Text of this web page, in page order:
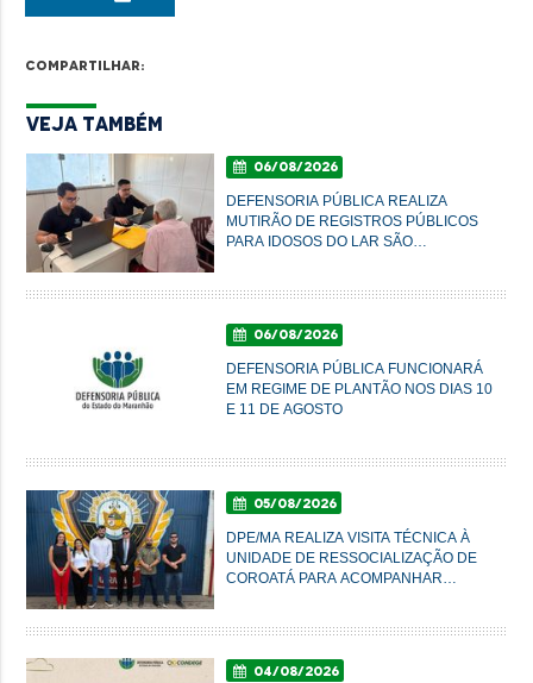
Compartilhar:
Veja Também
06/08/2026
DEFENSORIA PÚBLICA REALIZA
MUTIRÃO DE REGISTROS PÚBLICOS
PARA IDOSOS DO LAR SÃO
06/08/2026
DEFENSORIA PÚBLICA FUNCIONARÁ
EM REGIME DE PLANTÃO NOS DIAS 10
E 11 DE AGOSTO
05/08/2026
DPE/MA REALIZA VISITA TÉCNICA À
UNIDADE DE RESSOCIALIZAÇÃO DE
COROATÁ PARA ACOMPANHAR
04/08/2026